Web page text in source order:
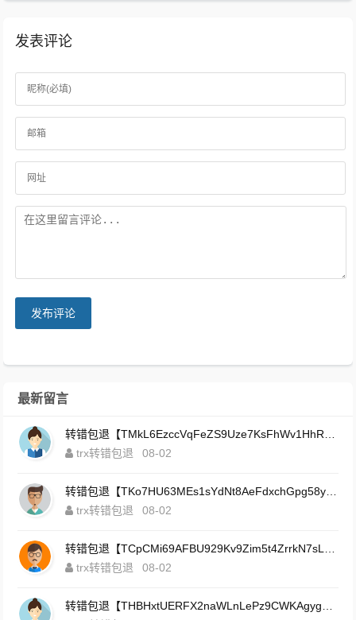
发表评论
发布评论
最新留言
trx转错包退
08-02
trx转错包退
08-02
trx转错包退
08-02